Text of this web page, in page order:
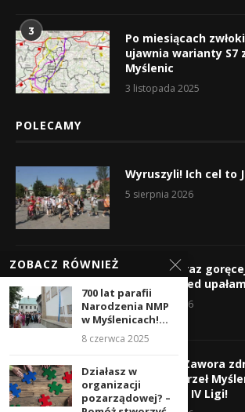
3
Po miesiącach
ujawnia warianty S7
Myślenic
3 listopada 2025
POLECAMY
Wyruszyli! Ich cel to
5 sierpnia 2026
Gorąco, coraz
chronić przed
4 sierpnia 2026
Krzysztof Zawora
wzmocni Orzeł
nazwisko z IV Ligi!
ZOBACZ RÓWNIEŻ
700 lat parafii
Narodzenia NMP
w Myślenicach!...
8 czerwca 2025
Działasz w
organizacji
pozarządowej? –